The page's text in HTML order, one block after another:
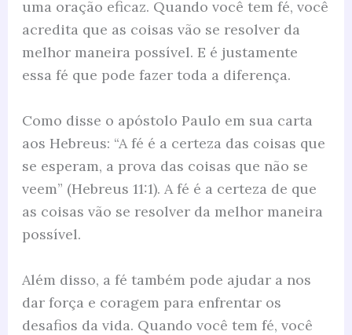
uma oração eficaz. Quando você tem fé, você
acredita que as coisas vão se resolver da
melhor maneira possível. E é justamente
essa fé que pode fazer toda a diferença.
Como disse o apóstolo Paulo em sua carta
aos Hebreus: “A fé é a certeza das coisas que
se esperam, a prova das coisas que não se
veem” (Hebreus 11:1). A fé é a certeza de que
as coisas vão se resolver da melhor maneira
possível.
Além disso, a fé também pode ajudar a nos
dar força e coragem para enfrentar os
desafios da vida. Quando você tem fé, você